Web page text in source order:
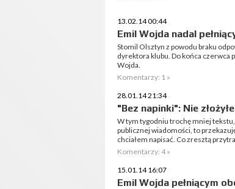
13.02.14 00:44
Emil Wojda nadal
Stomil Olsztyn z powodu braku
dyrektora klubu. Do końca czerwca
Wojda.
Komentarzy: 1 »
28.01.14 21:34
"Bez napinki": Nie
W tym tygodniu trochę mniej tekstu,
publicznej wiadomości, to
chciałem napisać. Co zresztą
Komentarzy: 4 »
15.01.14 16:07
Emil Wojda pełniącym